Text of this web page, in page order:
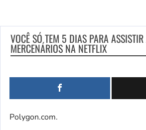
VOCÊ SÓ TEM 5 DIAS PARA
MERCENÁRIOS NA NETFLIX
Polygon.com.